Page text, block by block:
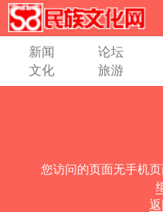
新闻 论坛
文化
旅游
您访问的页面无手机